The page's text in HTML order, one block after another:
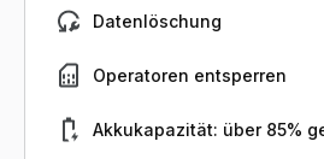
Datenlöschung
Operatoren entsperren
Akkukapazität: über 85%